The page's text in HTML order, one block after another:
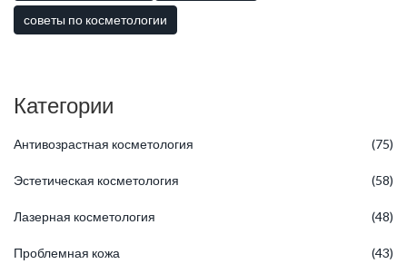
советы по косметологии
Категории
Антивозрастная косметология (75)
Эстетическая косметология (58)
Лазерная косметология (48)
Проблемная кожа (43)